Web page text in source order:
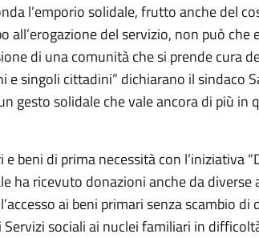
l’emporio solidale, frutto anche del
del servizio, non può che
di una comunità che si prende cura
singoli cittadini” dichiarano il sindaco
gesto solidale che vale ancora di più in
beni di prima necessità con l’iniziativa
ha ricevuto donazioni anche da diverse
ai beni primari senza scambio di
sociali ai nuclei familiari in